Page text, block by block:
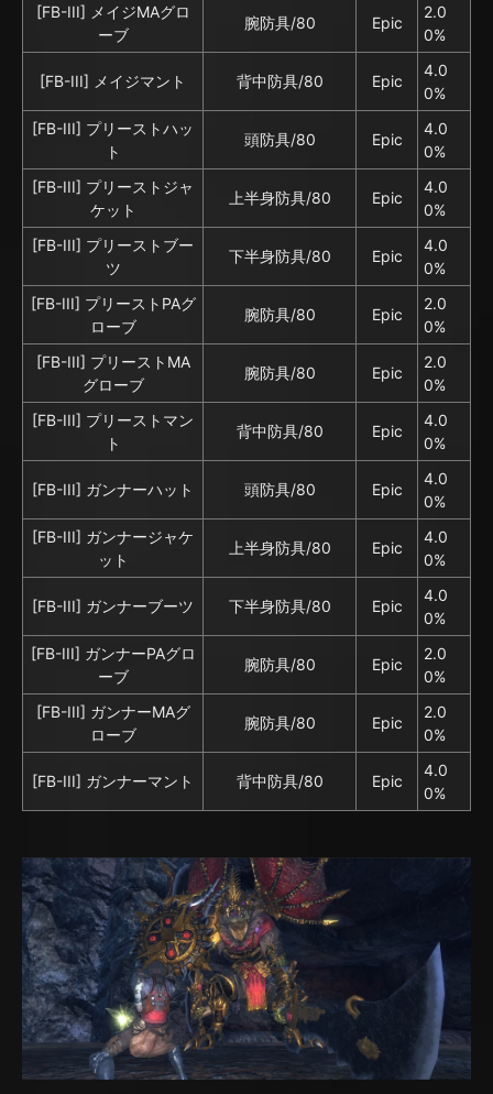
[FB-III] メイジMAグロ
ーブ
腕防具/80 Epic
2.0
0%
[FB-III] メイジマント 背中防具/80 Epic
4.0
0%
[FB-III] プリーストハッ
ト
頭防具/80 Epic
4.0
0%
[FB-III] プリーストジャ
ケット
上半身防具/80 Epic
4.0
0%
[FB-III] プリーストブー
ツ
下半身防具/80 Epic
4.0
0%
[FB-III] プリーストPAグ
ローブ
腕防具/80 Epic
2.0
0%
[FB-III] プリーストMA
グローブ
腕防具/80 Epic
2.0
0%
[FB-III] プリーストマン
ト
背中防具/80 Epic
4.0
0%
[FB-III] ガンナーハット 頭防具/80 Epic
4.0
0%
[FB-III] ガンナージャケ
ット
上半身防具/80 Epic
4.0
0%
[FB-III] ガンナーブーツ 下半身防具/80 Epic
4.0
0%
[FB-III] ガンナーPAグロ
ーブ
腕防具/80 Epic
2.0
0%
[FB-III] ガンナーMAグ
ローブ
腕防具/80 Epic
2.0
0%
[FB-III] ガンナーマント 背中防具/80 Epic
4.0
0%